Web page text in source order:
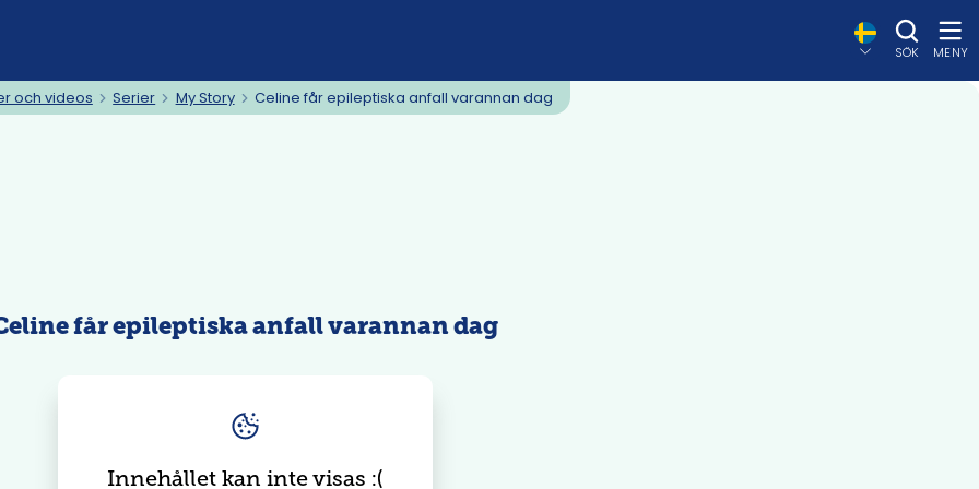
SÖK MENY
och videos Serier My Story Celine får epileptiska anfall varannan dag
får epileptiska anfall varannan dag
Innehållet kan inte visas : (